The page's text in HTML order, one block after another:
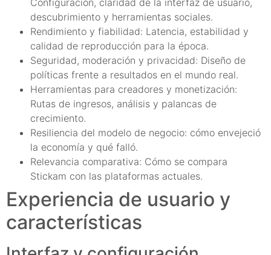
Configuración, claridad de la interfaz de usuario,
descubrimiento y herramientas sociales.
Rendimiento y fiabilidad: Latencia, estabilidad y
calidad de reproducción para la época.
Seguridad, moderación y privacidad: Diseño de
políticas frente a resultados en el mundo real.
Herramientas para creadores y monetización:
Rutas de ingresos, análisis y palancas de
crecimiento.
Resiliencia del modelo de negocio: cómo envejeció
la economía y qué falló.
Relevancia comparativa: Cómo se compara
Stickam con las plataformas actuales.
Experiencia de usuario y
características